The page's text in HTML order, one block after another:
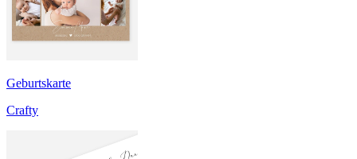
Geburtskarte
Crafty